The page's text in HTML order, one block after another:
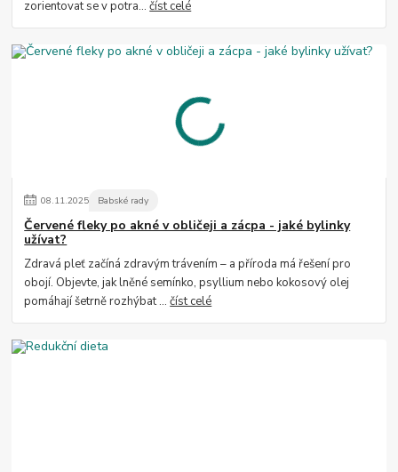
zorientovat se v potra...číst celé
08.11.2025 Babské rady
Červené fleky po akné v obličeji a zácpa - jaké bylinky
užívat?
Zdravá pleť začíná zdravým trávením – a příroda má řešení pro
obojí. Objevte, jak lněné semínko, psyllium nebo kokosový olej
pomáhají šetrně rozhýbat ...číst celé